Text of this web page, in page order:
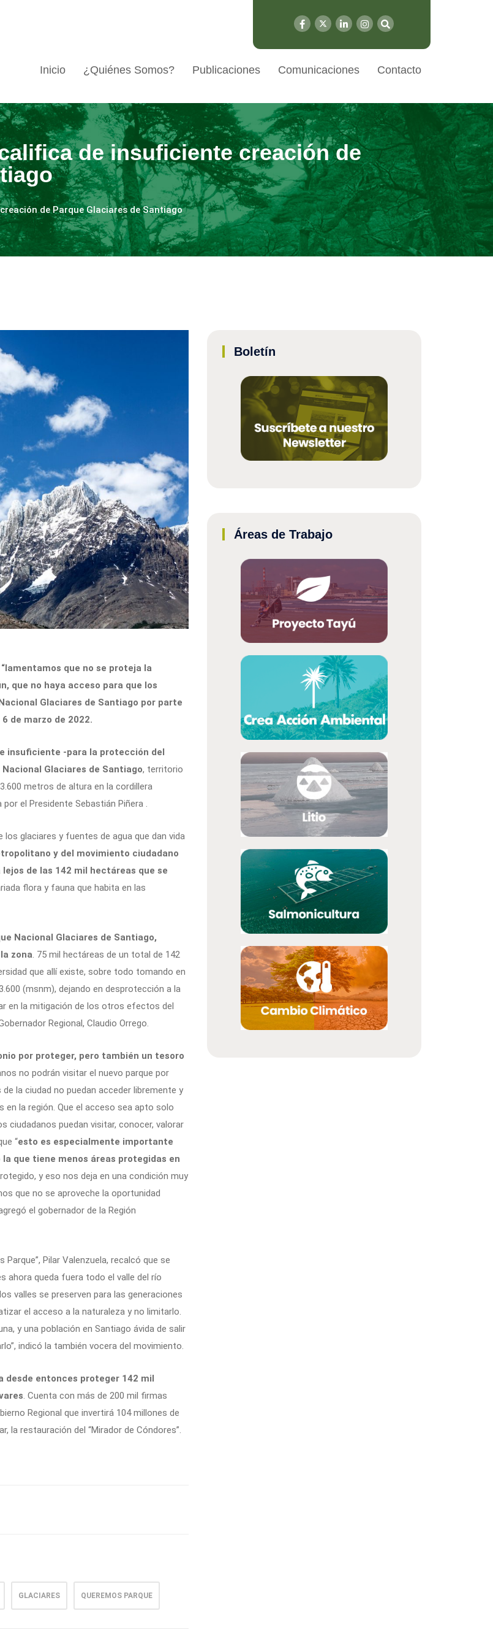
Inicio ¿Quiénes Somos? Publicaciones Comunicaciones Contacto
de insuficiente creación de
de Parque Glaciares de Santiago
que no se proteja la
que no haya acceso para que los
Glaciares de Santiago por parte
de marzo de 2022.
insuficiente -para la protección del
Glaciares de Santiago, territorio
metros de altura en la cordillera
el Presidente Sebastián Piñera .
los glaciares y fuentes de agua que dan vida
y del movimiento ciudadano
de las 142 mil hectáreas que se
flora y fauna que habita en las
Nacional Glaciares de Santiago,
zona. 75 mil hectáreas de un total de 142
que allí existe, sobre todo tomando en
(msnm), dejando en desprotección a la
en la mitigación de los otros efectos del
Regional, Claudio Orrego.
por proteger, pero también un tesoro
no podrán visitar el nuevo parque por
la ciudad no puedan acceder libremente y
la región. Que el acceso sea apto solo
ciudadanos puedan visitar, conocer, valorar
“esto es especialmente importante
que tiene menos áreas protegidas en
y eso nos deja en una condición muy
que no se aproveche la oportunidad
el gobernador de la Región
Pilar Valenzuela, recalcó que se
ahora queda fuera todo el valle del río
valles se preserven para las generaciones
el acceso a la naturaleza y no limitarlo.
y una población en Santiago ávida de salir
indicó la también vocera del movimiento.
desde entonces proteger 142 mil
. Cuenta con más de 200 mil firmas
Regional que invertirá 104 millones de
la restauración del “Mirador de Cóndores”.
GLACIARES QUEREMOS PARQUE
Boletín
Áreas de Trabajo